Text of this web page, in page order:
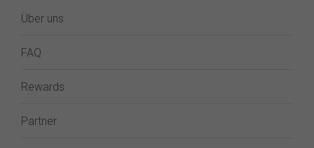
Über uns
FAQ
Rewards
Partner